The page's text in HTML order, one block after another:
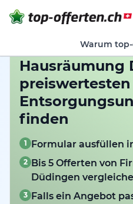
Warum
Hausräumung
finden
1 Formular ausfüllen
2 Bis 5 Offerten von
Düdingen
3 Falls ein Angebot